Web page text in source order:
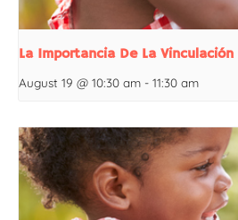
La Importancia De La Vinculación
August 19 @ 10:30 am - 11:30 am